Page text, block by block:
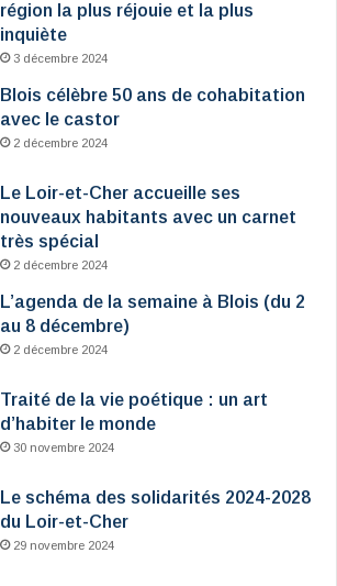
région la plus réjouie et la plus
inquiète
3 décembre 2024
Blois célèbre 50 ans de cohabitation
avec le castor
2 décembre 2024
Le Loir-et-Cher accueille ses
nouveaux habitants avec un carnet
très spécial
2 décembre 2024
L’agenda de la semaine à Blois (du 2
au 8 décembre)
2 décembre 2024
Traité de la vie poétique : un art
d’habiter le monde
30 novembre 2024
Le schéma des solidarités 2024-2028
du Loir-et-Cher
29 novembre 2024